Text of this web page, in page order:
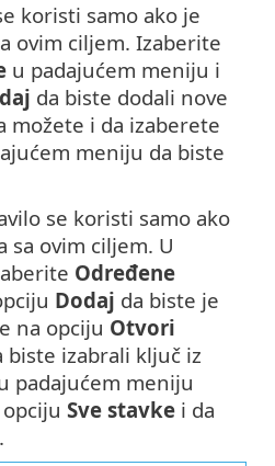
koristi samo ako je
ovim ciljem. Izaberite
u padajućem meniju i
da biste dodali nove
možete i da izaberete
meniju da biste
se koristi samo ako
sa ovim ciljem. U
Određene
Dodaj da biste je
na opciju Otvori
biste izabrali ključ iz
padajućem meniju
Sve stavke i da